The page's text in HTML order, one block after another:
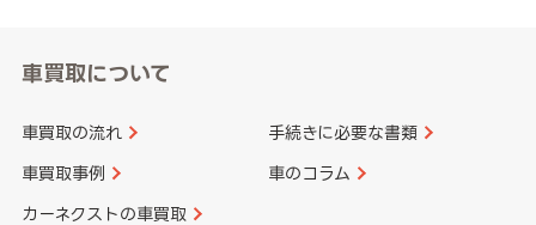
車買取について
車買取の流れ 手続きに必要な書類
車買取事例 車のコラム
カーネクストの車買取